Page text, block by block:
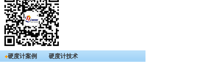
硬度计案例
硬度计技术